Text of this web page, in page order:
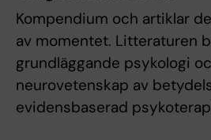
Kompendium och artiklar
av momentet. Litteraturen
grundläggande psykologi
neurovetenskap av
evidensbaserad